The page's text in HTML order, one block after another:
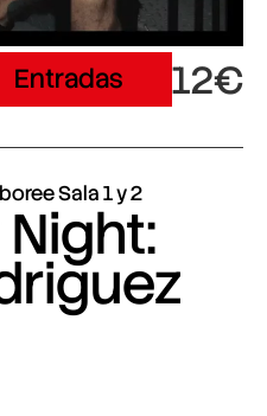
Entradas 12€
Sala 1 y 2